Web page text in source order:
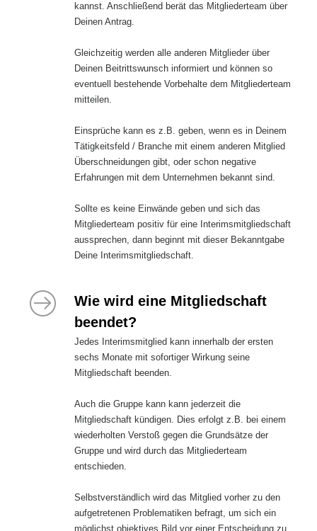
kannst. Anschließend berät das Mitgliederteam über
Deinen Antrag.
Gleichzeitig werden alle anderen Mitglieder über
Deinen Beitrittswunsch informiert und können so
eventuell bestehende Vorbehalte dem Mitgliederteam
mitteilen.
Einsprüche kann es z.B. geben, wenn es in Deinem
Tätigkeitsfeld / Branche mit einem anderen Mitglied
Überschneidungen gibt, oder schon negative
Erfahrungen mit dem Unternehmen bekannt sind.
Sollte es keine Einwände geben und sich das
Mitgliederteam positiv für eine Interimsmitgliedschaft
aussprechen, dann beginnt mit dieser Bekanntgabe
Deine Interimsmitgliedschaft.
Wie wird eine Mitgliedschaft
beendet?
Jedes Interimsmitglied kann innerhalb der ersten
sechs Monate mit sofortiger Wirkung seine
Mitgliedschaft beenden.
Auch die Gruppe kann kann jederzeit die
Mitgliedschaft kündigen. Dies erfolgt z.B. bei einem
wiederholten Verstoß gegen die Grundsätze der
Gruppe und wird durch das Mitgliederteam
entschieden.
Selbstverständlich wird das Mitglied vorher zu den
aufgetretenen Problematiken befragt, um sich ein
möglichst objektives Bild vor einer Entscheidung zu